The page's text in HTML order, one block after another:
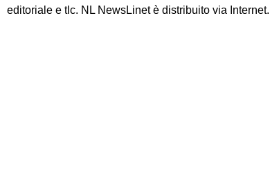
editoriale e tlc. NL NewsLinet è distribuito via Internet.